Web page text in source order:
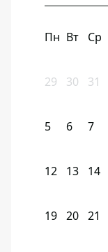
Пн Вт Ср
29 30 31
5 6 7
12 13 14
19 20 21